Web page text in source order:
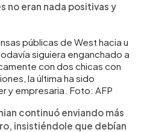
no eran nada positivas y
públicas de West hacia u
siguiera enganchado a
con dos chicas con
la última ha sido
y empresaria. Foto: AFP
continuó enviando más
insistiéndole que debían